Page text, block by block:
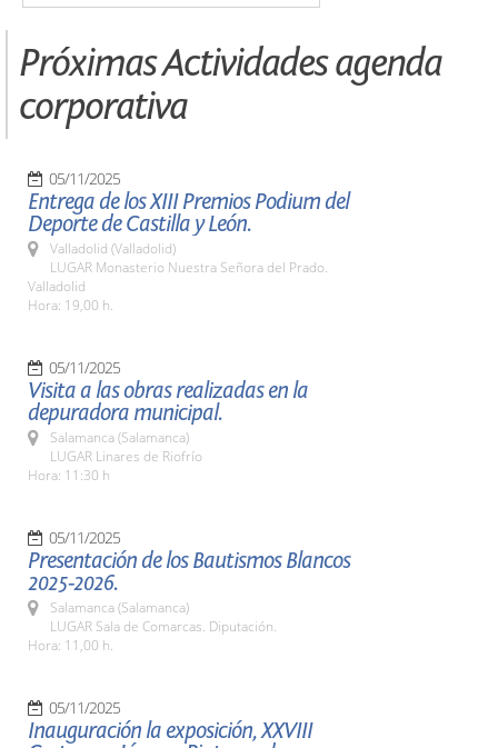
Próximas Actividades agenda
corporativa
05/11/2025
Entrega de los XIII Premios Podium del
Deporte de Castilla y León.
Valladolid (Valladolid)
LUGAR Monasterio Nuestra Señora del Prado.
Valladolid
Hora: 19,00 h.
05/11/2025
Visita a las obras realizadas en la
depuradora municipal.
Salamanca (Salamanca)
LUGAR Linares de Riofrío
Hora: 11:30 h
05/11/2025
Presentación de los Bautismos Blancos
2025-2026.
Salamanca (Salamanca)
LUGAR Sala de Comarcas. Diputación.
Hora: 11,00 h.
05/11/2025
Inauguración la exposición, XXVIII